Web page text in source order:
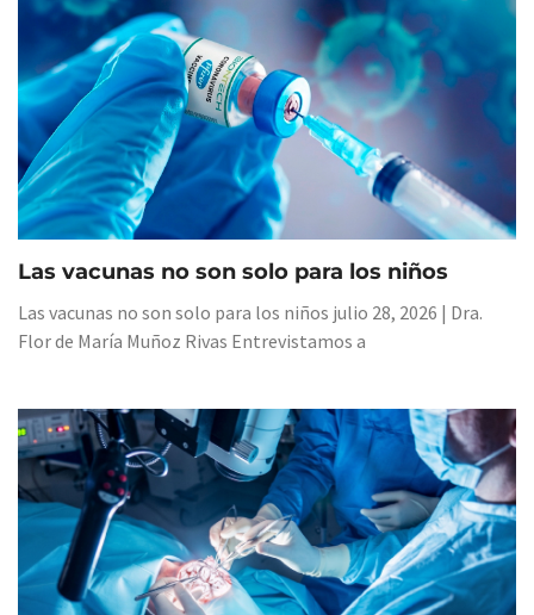
Las vacunas no son solo para los niños
Las vacunas no son solo para los niños julio 28, 2026 | Dra.
Flor de María Muñoz Rivas Entrevistamos a